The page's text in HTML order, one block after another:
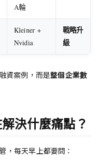
A輪
Kleiner +
Nvidia
戰略升
級
資案例，而是整個企業數
決什麼痛點？
，每天早上都要問：